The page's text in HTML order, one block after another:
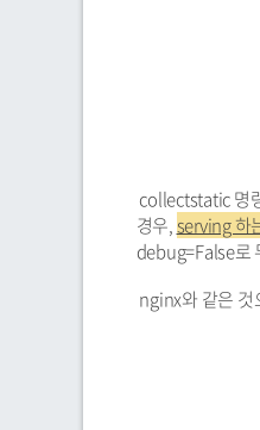
collectstatic 명
경우,serving 하
debug=False로
nginx와 같은 것